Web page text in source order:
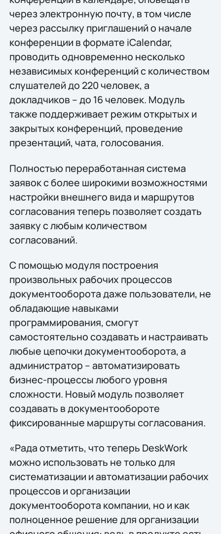
через электронную почту, в том числе
через рассылку приглашений о начале
конференции в формате iCalendar,
проводить одновременно несколько
независимых конференций с количеством
слушателей до 220 человек, а
докладчиков – до 16 человек. Модуль
также поддерживает режим открытых и
закрытых конференций, проведение
презентаций, чата, голосования.
Полностью переработанная система
заявок с более широкими возможностями
настройки внешнего вида и маршрутов
согласования теперь позволяет создать
заявку с любым количеством
согласований.
С помощью модуля построения
произвольных рабочих процессов
документооборота даже пользователи, не
обладающие навыками
программирования, смогут
самостоятельно создавать и настраивать
любые цепочки документооборота, а
администратор – автоматизировать
бизнес-процессы любого уровня
сложности. Новый модуль позволяет
создавать в документообороте
фиксированные маршруты согласования.
«Рада отметить, что теперь DeskWork
можно использовать не только для
систематизации и автоматизации рабочих
процессов и организации
документооборота компании, но и как
полноценное решение для организации